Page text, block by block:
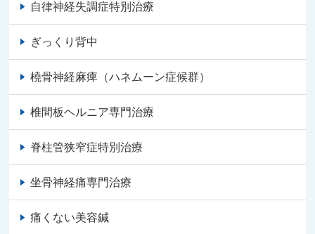
自律神経失調症特別治療
ぎっくり背中
橈骨神経麻痺（ハネムーン症候群）
椎間板ヘルニア専門治療
脊柱管狭窄症特別治療
坐骨神経痛専門治療
痛くない美容鍼